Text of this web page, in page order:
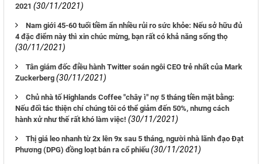
2021 (30/11/2021)
Nam giới 45-60 tuổi tiềm ẩn nhiều rủi ro sức khỏe: Nếu sở hữu đủ
4 đặc điểm này thì xin chúc mừng, bạn rất có khả năng sống thọ
(30/11/2021)
Tân giám đốc điều hành Twitter soán ngôi CEO trẻ nhất của Mark
Zuckerberg (30/11/2021)
Chủ nhà tố Highlands Coffee "chây ì" nợ 5 tháng tiền mặt bằng:
Nếu đối tác thiện chí chúng tôi có thể giảm đến 50%, nhưng cách
hành xử như thế rất khó làm việc! (30/11/2021)
Thị giá leo nhanh từ 2x lên 9x sau 5 tháng, người nhà lãnh đạo Đạt
Phương (DPG) đồng loạt bán ra cổ phiếu (30/11/2021)